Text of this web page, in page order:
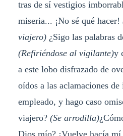
tras de sí vestigios
miseria... ¡No sé qué hacer!
viajero)¿Sigo las palabras
(Refiriéndose al vigilante)y
a este lobo disfrazado de
oídos a las aclamaciones
empleado, y hago caso
viajero? (Se arrodilla)